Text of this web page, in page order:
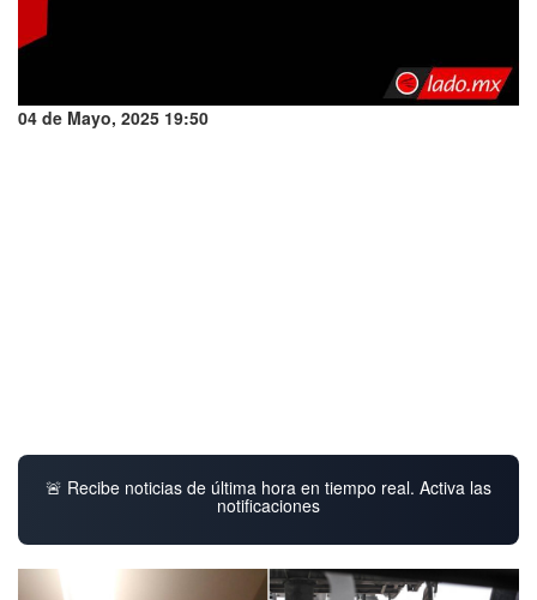
04 de Mayo, 2025 19:50
🚨 Recibe noticias de última hora en tiempo real. Activa las
notificaciones